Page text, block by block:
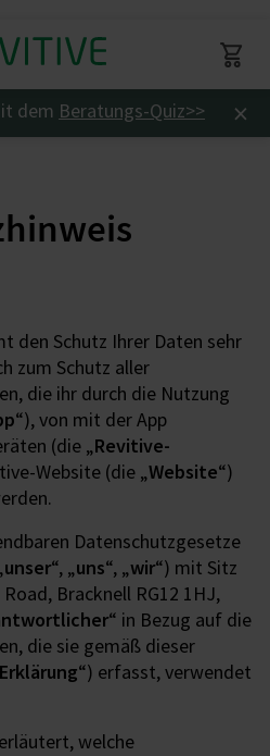
dem Beratungs-Quiz>> ×
den Schutz Ihrer Daten sehr
zum Schutz aller
die ihr durch die Nutzung
“), von mit der App
(die „Revitive-
Website (die „Website“)
Datenschutzgesetze
unser“, „uns“, „wir“) mit Sitz
Bracknell RG12 1HJ,
“ in Bezug auf die
die sie gemäß dieser
Erklärung“) erfasst, verwendet
welche